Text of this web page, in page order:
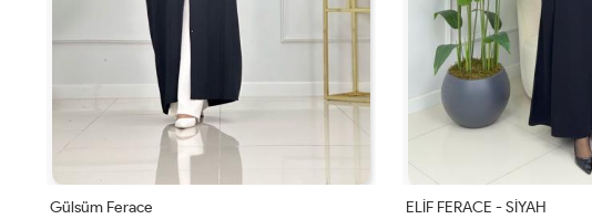
Gülsüm Ferace ELİF FERACE - SİYAH